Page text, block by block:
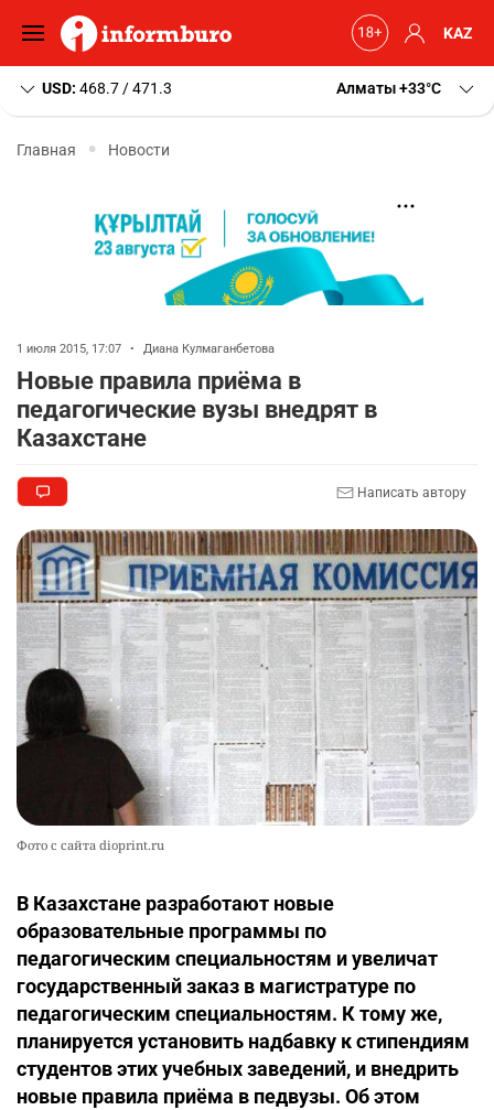
KAZ
USD: 468.7 / 471.3 Алматы+33 C
Главная Новости
1 июля 2015, 17:07 • Диана Кулмаганбетова
Новые правила приёма в
педагогические вузы внедрят в
Казахстане
Написать автору
Фото с сайта dioprint.ru
В Казахстане разработают новые
образовательные программы по
педагогическим специальностям и увеличат
государственный заказ в магистратуре по
педагогическим специальностям. К тому же,
планируется установить надбавку к стипендиям
студентов этих учебных заведений, и внедрить
новые правила приёма в педвузы. Об этом